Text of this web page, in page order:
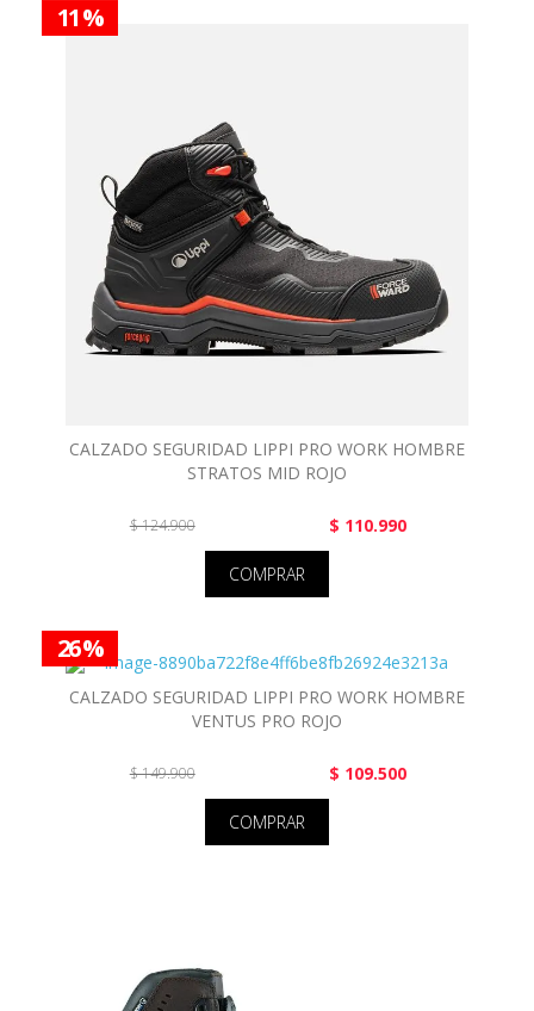
11 %
CALZADO SEGURIDAD LIPPI PRO WORK HOMBRE
STRATOS MID ROJO
$ 124.900 $ 110.990
COMPRAR
26 %
CALZADO SEGURIDAD LIPPI PRO WORK HOMBRE
VENTUS PRO ROJO
$ 149.900 $ 109.500
COMPRAR